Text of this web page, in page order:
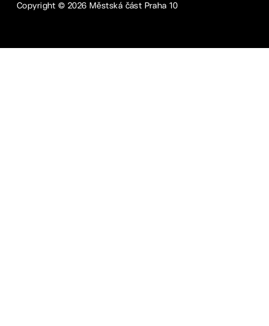
Copyright ©2026 Městská část Praha 10